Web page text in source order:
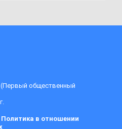
общественный
Политика в отношении